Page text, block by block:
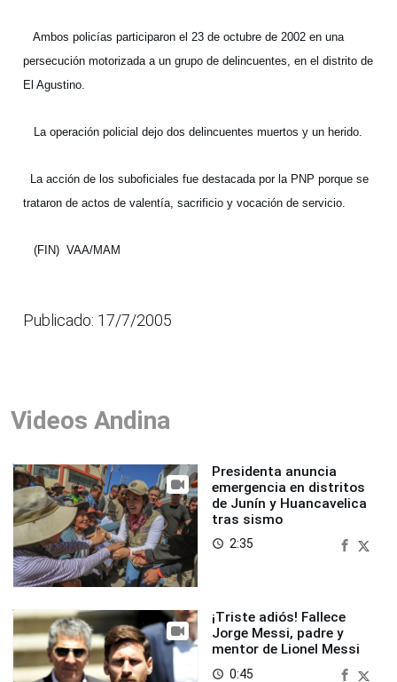
Ambos policías participaron el 23 de octubre de 2002 en una
persecución motorizada a un grupo de delincuentes, en el distrito de
El Agustino.
La operación policial dejo dos delincuentes muertos y un herido.
La acción de los suboficiales fue destacada por la PNP porque se
trataron de actos de valentía, sacrificio y vocación de servicio.
(FIN) VAA/MAM
Publicado: 17/7/2005
Videos Andina
Presidenta anuncia
emergencia en distritos
de Junín y Huancavelica
tras sismo
access_time 2:35
¡Triste adiós! Fallece
Jorge Messi, padre y
mentor de Lionel Messi
access_time 0:45